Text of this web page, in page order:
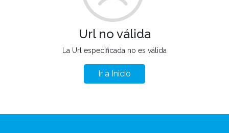
Url no válida
La Url especificada no es válida
Ir a Inicio